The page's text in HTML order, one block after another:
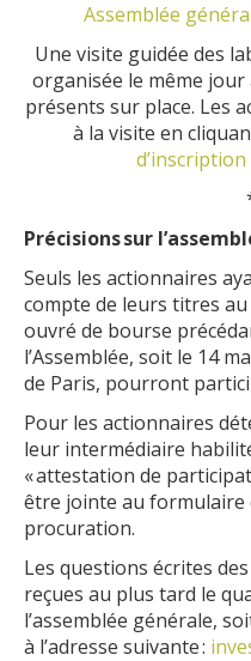
Assemblée
Une visite guidée des
organisée le même
présents sur place. Les
à la visite en
Précisions sur
Seuls les actionnaires
compte de leurs titres
ouvré de bourse
l’Assemblée, soit le 14
de Paris, pourront
Pour les actionnaires
leur intermédiaire
« attestation de
être jointe au formulaire
procuration.
Les questions écrites
reçues au plus tard le
l’assemblée générale,
à l’adresse suivante :